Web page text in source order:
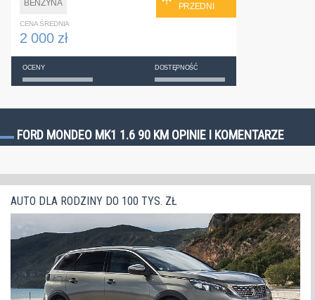
BENZYNA
PRZEDNI
CENA ŚREDNIA
2 000 zł
OCENY DOSTĘPNOŚĆ
FORD MONDEO MK1 1.6 90 KM OPINIE I KOMENTARZE
AUTO DLA RODZINY DO 100 TYS. ZŁ